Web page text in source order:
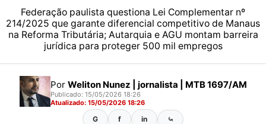
Federação paulista questiona Lei Complementar nº
214/2025 que garante diferencial competitivo de Manaus
na Reforma Tributária; Autarquia e AGU montam barreira
jurídica para proteger 500 mil empregos
Por Weliton Nunez | jornalista | MTB 1697/AM
Publicado: 15/05/2026 18:26
Atualizado: 15/05/2026 18:26
G f in ⤿